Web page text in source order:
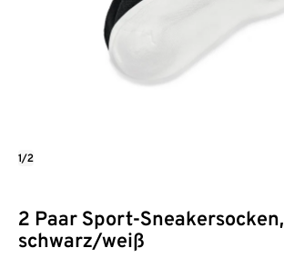
2 Paar Sport-Sneakersocken,
schwarz/weiß
1/2